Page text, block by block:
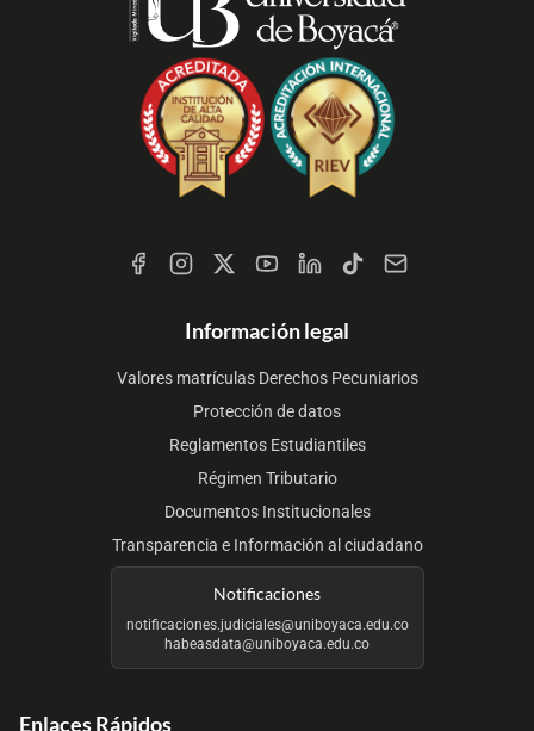
Sociales
Información legal
Valores matrículas Derechos Pecuniarios
Protección de datos
Reglamentos Estudiantiles
Régimen Tributario
Documentos Institucionales
Transparencia e Información al ciudadano
Notificaciones
notificaciones.judiciales@uniboyaca.edu.co
habeasdata@uniboyaca.edu.co
Enlaces Rápidos